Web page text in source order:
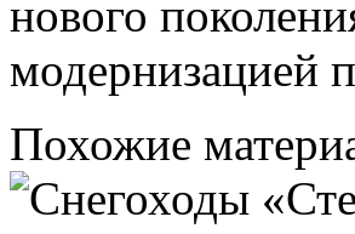
нового
модернизацией
Похожие